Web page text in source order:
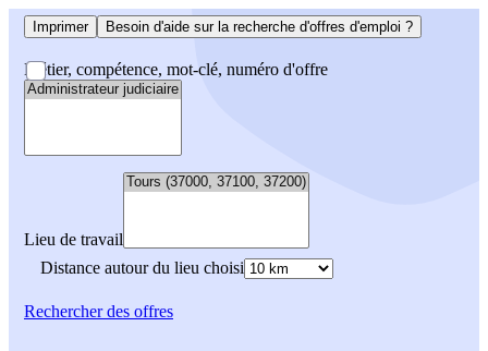
Imprimer Besoin d'aide sur la recherche d'offres d'emploi ?
Métier, compétence, mot-clé, numéro d'offre
Lieu de travail
Distance autour du lieu choisi
Rechercherdes offres